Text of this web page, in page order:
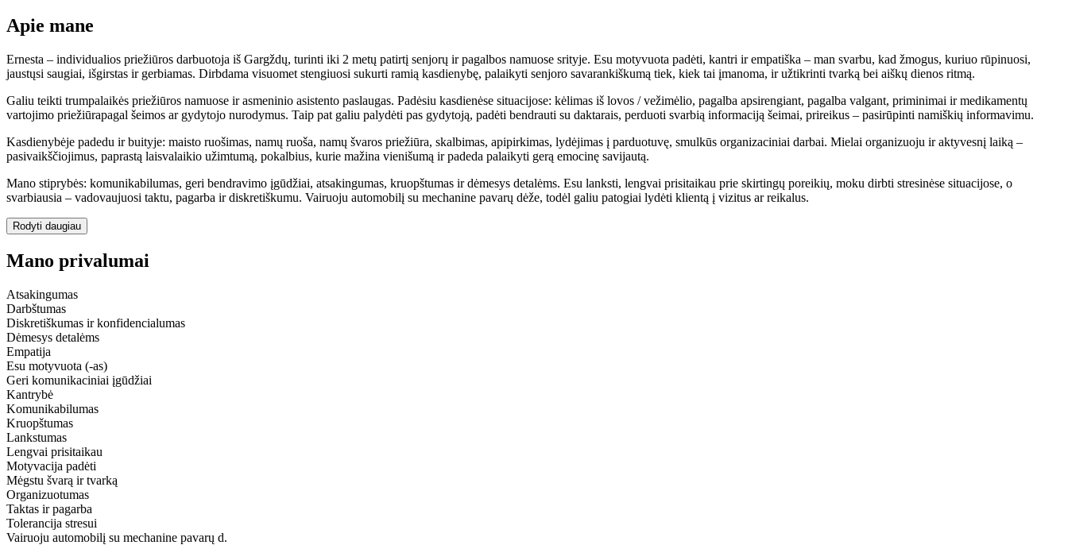
Apie mane
Ernesta – individualios priežiūros darbuotoja iš Gargždų, turinti iki 2 metų patirtį senjorų ir pagalbos namuose srityje. Esu motyvuota padėti, kantri ir empatiška – man svarbu, kad žmogus, kuriuo rūpinuosi,
jaustųsi saugiai, išgirstas ir gerbiamas. Dirbdama visuomet stengiuosi sukurti ramią kasdienybę, palaikyti senjoro savarankiškumą tiek, kiek tai įmanoma, ir užtikrinti tvarką bei aiškų dienos ritmą.
Galiu teikti trumpalaikės priežiūros namuose ir asmeninio asistento paslaugas. Padėsiu kasdienėse situacijose: kėlimas iš lovos / vežimėlio, pagalba apsirengiant, pagalba valgant, priminimai ir medikamentų
vartojimo priežiūrapagal šeimos ar gydytojo nurodymus. Taip pat galiu paly­dėti pas gydytoją, padėti bendrauti su daktarais, perduoti svarbią informaciją šeimai, prireikus – pasirūpinti namiškių informavimu.
Kasdienybėje padedu ir buityje: maisto ruošimas, namų ruoša, namų švaros priežiūra, skalbimas, apipirkimas, lydėjimas į parduotuvę, smulkūs organizaciniai darbai. Mielai organizuoju ir aktyvesnį laiką –
pasivaikščiojimus, paprastą laisvalaikio užimtumą, pokalbius, kurie mažina vienišumą ir padeda palaikyti gerą emocinę savijautą.
Mano stiprybės: komunikabilumas, geri bendravimo įgūdžiai, atsakingumas, kruopštumas ir dėmesys detalėms. Esu lanksti, lengvai prisitaikau prie skirtingų poreikių, moku dirbti stresinėse situacijose, o
svarbiausia – vadovaujuosi taktu, pagarba ir diskretiškumu. Vairuoju automobilį su mechanine pavarų dėže, todėl galiu patogiai lydėti klientą į vizitus ar reikalus.
Rodyti daugiau
Mano privalumai
Atsakingumas
Darbštumas
Diskretiškumas ir konfidencialumas
Dėmesys detalėms
Empatija
Esu motyvuota (-as)
Geri komunikaciniai įgūdžiai
Kantrybė
Komunikabilumas
Kruopštumas
Lankstumas
Lengvai prisitaikau
Motyvacija padėti
Mėgstu švarą ir tvarką
Organizuotumas
Taktas ir pagarba
Tolerancija stresui
Vairuoju automobilį su mechanine pavarų d.